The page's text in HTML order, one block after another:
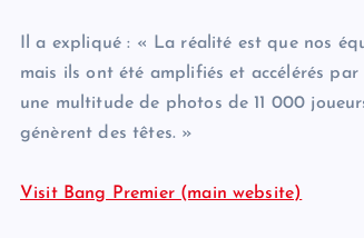
Il a expliqué : « La réalité est que nos
mais ils ont été amplifiés et accélérés
une multitude de photos de 11 000
génèrent des têtes. »
Visit Bang Premier (main website)